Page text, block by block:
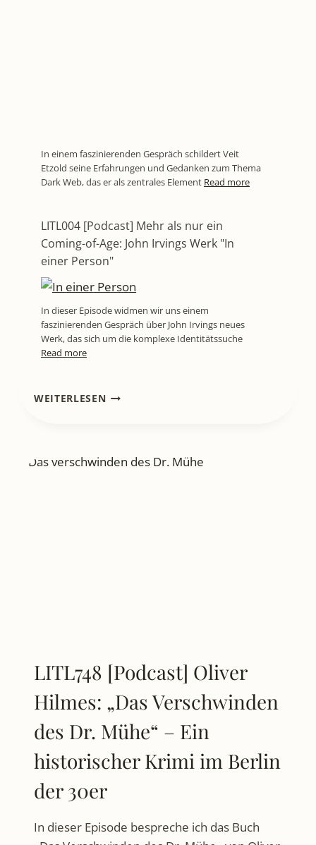
In einem faszinierenden Gespräch schildert Veit
Etzold seine Erfahrungen und Gedanken zum Thema
Dark Web, das er als zentrales Element Read more
LITL004 [Podcast] Mehr als nur ein
Coming-of-Age: John Irvings Werk "In
einer Person"
In dieser Episode widmen wir uns einem
faszinierenden Gespräch über John Irvings neues
Werk, das sich um die komplexe Identitätssuche
Read more
WEITERLESENLITL753
DENUNZIATION:
WAS
LITL748 [Podcast] Oliver
Hilmes: „Das Verschwinden
des Dr. Mühe“ – Ein
historischer Krimi im Berlin
der 30er
In dieser Episode bespreche ich das Buch